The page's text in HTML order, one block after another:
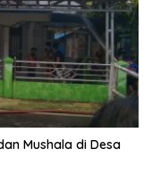
Mushala di Desa